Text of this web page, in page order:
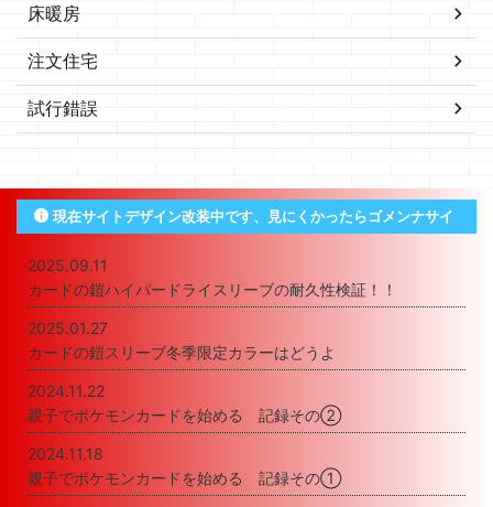
床暖房
注文住宅
試行錯誤
現在サイトデザイン改装中です、見にくかったらゴメンナサイ
2025.09.11
カードの鎧ハイパードライスリーブの耐久性検証！！
2025.01.27
カードの鎧スリーブ冬季限定カラーはどうよ
2024.11.22
親子でポケモンカードを始める 記録その②
2024.11.18
親子でポケモンカードを始める 記録その①